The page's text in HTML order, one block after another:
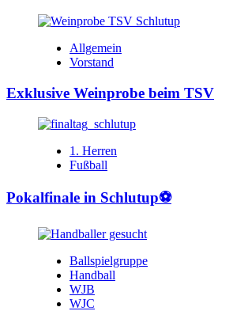
Allgemein
Vorstand
Exklusive Weinprobe beim TSV
1. Herren
Fußball
Pokalfinale in Schlutup⚽️
Ballspielgruppe
Handball
WJB
WJC